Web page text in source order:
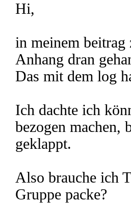
Hi,
in meinem beitrag
Anhang dran
Das mit dem log
Ich dachte ich
bezogen machen,
geklappt.
Also brauche ich
Gruppe packe?